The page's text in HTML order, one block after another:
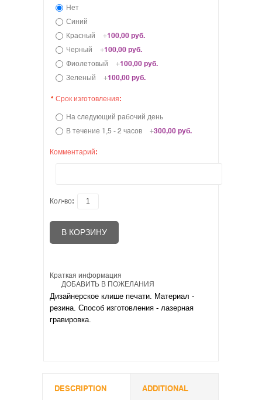
Нет
Синий
Красный
+100,00 руб.
Черный
+100,00 руб.
Фиолетовый
+100,00 руб.
Зеленый
+100,00 руб.
* Срок изготовления:
На следующий рабочий день
В течение 1,5 - 2 часов
+300,00 руб.
Комментарий:
Кол-во:
В КОРЗИНУ
ДОБАВИТЬ В ПОЖЕЛАНИЯ
Краткая информация
Дизайнерское клише печати. Материал -
резина. Способ изготовления - лазерная
гравировка.
DESCRIPTION ADDITIONAL